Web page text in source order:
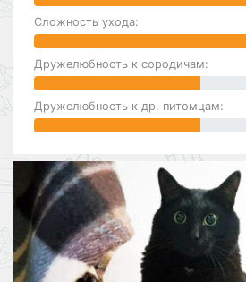
Сложность ухода:
Дружелюбность к сородичам:
Дружелюбность к др. питомцам: